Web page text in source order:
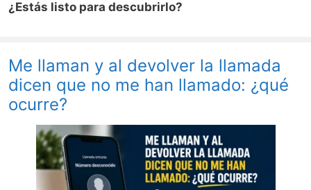
¿Estás listo para descubrirlo?
Me llaman y al devolver la llamada
dicen que no me han llamado: ¿qué
ocurre?